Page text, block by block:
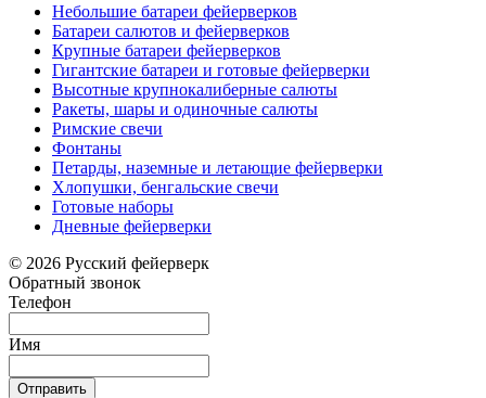
Небольшие батареи фейерверков
Батареи салютов и фейерверков
Крупные батареи фейерверков
Гигантские батареи и готовые фейерверки
Высотные крупнокалиберные салюты
Ракеты, шары и одиночные салюты
Римские свечи
Фонтаны
Петарды, наземные и летающие фейерверки
Хлопушки, бенгальские свечи
Готовые наборы
Дневные фейерверки
© 2026 Русский фейерверк
Обратный звонок
Телефон
Имя
Отправить